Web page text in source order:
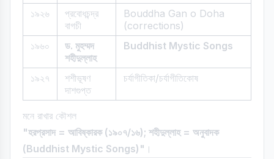
১৯২৬
প্রবোধচন্দ্র
বাগচী
Bouddha Gan o Doha
(corrections)
১৯৬০
ড. মুহম্মদ
শহীদুল্লাহ
Buddhist Mystic Songs
১৯২৭
শশীভূষণ
দাশগুপ্ত
চর্যাগীতিকা/চর্যাগীতিকোষ
মনে রাখার কৌশল
"হরপ্রসাদ = আবিষ্কারক (১৯০৭/১৬); শহীদুল্লাহ = অনুবাদক
(Buddhist Mystic Songs)" ।